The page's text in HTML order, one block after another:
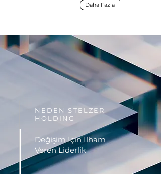
Daha Fazla
NEDEN STELZER
HOLDING
Değişim İçin İlham
Veren Liderlik